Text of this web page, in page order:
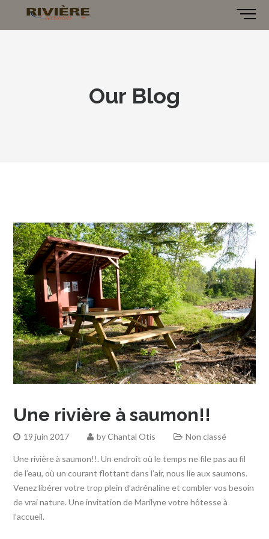
Our Blog
Une rivière à saumon!!
19 juin 2017 byChantal Otis Non classé
Une rivière à saumon!!. Un endroit où le temps ne file pas au fil
de l’eau, où un courant flottant dans l’air, nous lie aux saumons.
Venez libérer votre trop plein d’adrénaline et combler vos besoin
de vrai nature. Une invitation de Marilyne votre hôtesse à
l’accueil.